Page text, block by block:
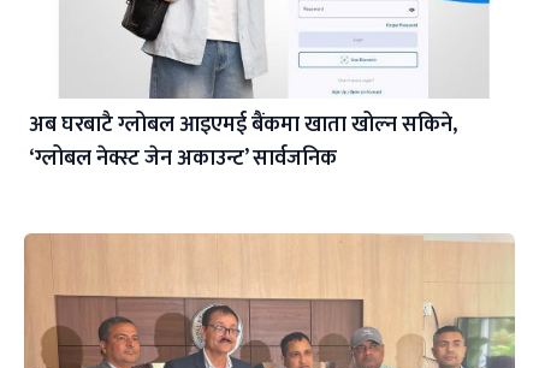
अब घरबाटै ग्लोबल आइएमई बैंकमा खाता खोल्न सकिने,
‘ग्लोबल नेक्स्ट जेन अकाउन्ट’ सार्वजनिक